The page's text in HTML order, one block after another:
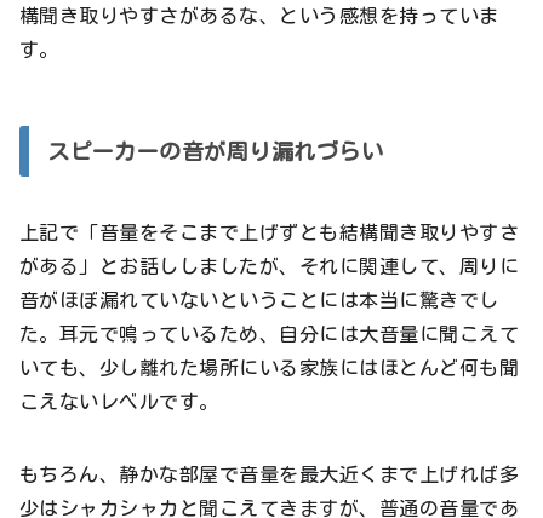
構聞き取りやすさがあるな、という感想を持っていま
す。
スピーカーの音が周り漏れづらい
上記で「音量をそこまで上げずとも結構聞き取りやすさ
がある」とお話ししましたが、それに関連して、周りに
音がほぼ漏れていないということには本当に驚きでし
た。耳元で鳴っているため、自分には大音量に聞こえて
いても、少し離れた場所にいる家族にはほとんど何も聞
こえないレベルです。
もちろん、静かな部屋で音量を最大近くまで上げれば多
少はシャカシャカと聞こえてきますが、普通の音量であ